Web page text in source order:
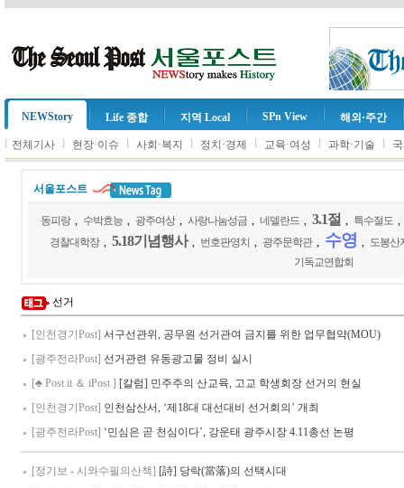
NEWStory Life 종합 지역 Local SPn View 해외·주간
l 전체기사 l 현장·이슈 l 사회·복지 l 정치·경제 l 교육·여성 l 과학·기술 l
서울포스트
동피랑 수박효능 광주여상 사랑나눔성금 네델란드 3.1절 특수절도
경찰대학장
5.18기념행사 번호판영치 광주문학관 수영
도봉산
기독교연합회
선거
[인천경기Post] 서구선관위, 공무원 선거관여 금지를 위한 업무협약(MOU)
[광주전라Post] 선거관련 유동광고물 정비 실시
[♣ Post it ＆ iPost ] [칼럼] 민주주의 산교육, 고교 학생회장 선거의 현실
[인천경기Post] 인천삼산서, ‘제18대 대선대비 선거회의’ 개최
[광주전라Post] ‘민심은 곧 천심이다’, 강운태 광주시장 4.11총선 논평
[정기보 - 시와수필의산책] [詩] 당락(當落)의 선택시대